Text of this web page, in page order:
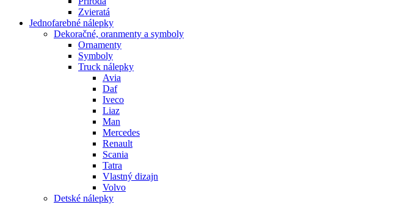
Zvieratá
Jednofarebné nálepky
Dekoračné, oranmenty a symboly
Ornamenty
Symboly
Truck nálepky
Avia
Daf
Iveco
Liaz
Man
Mercedes
Renault
Scania
Tatra
Vlastný dizajn
Volvo
Detské nálepky